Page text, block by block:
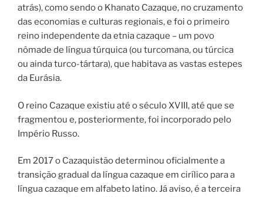
atrás), como sendo o Khanato Cazaque, no cruzamento
das economias e culturas regionais, e foi o primeiro
reino independente da etnia cazaque – um povo
nômade de língua túrquica (ou turcomana, ou túrcica
ou ainda turco-tártara), que habitava as vastas estepes
da Eurásia.
O reino Cazaque existiu até o século XVIII, até que se
fragmentou e, posteriormente, foi incorporado pelo
Império Russo.
Em 2017 o Cazaquistão determinou oficialmente a
transição gradual da língua cazaque em cirílico para a
língua cazaque em alfabeto latino. Já aviso, é a terceira